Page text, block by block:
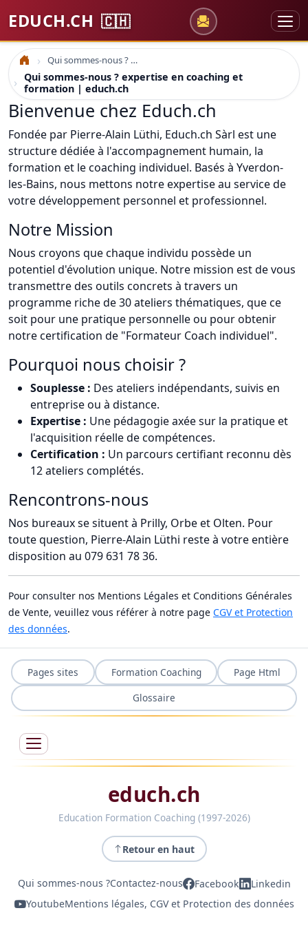
EDUCH.CH 🇨🇭
Accueil Qui sommes-nous ? expertise en coaching et formation | educh.ch
Qui sommes-nous ? expertise en coaching et
formation | educh.ch
Bienvenue chez Educh.ch
Fondée par Pierre-Alain Lüthi, Educh.ch Sàrl est une
structure dédiée à l'accompagnement humain, la
formation et le coaching individuel. Basés à Yverdon-
les-Bains, nous mettons notre expertise au service de
votre développement personnel et professionnel.
Notre Mission
Nous croyons que chaque individu possède un
potentiel d'évolution unique. Notre mission est de vous
transmettre des outils concrets à travers un
programme riche de 30 ateliers thématiques, que ce
soit pour une pratique personnelle ou pour obtenir
notre certification de "Formateur Coach individuel".
Pourquoi nous choisir ?
Souplesse : Des ateliers indépendants, suivis en
entreprise ou à distance.
Expertise : Une pédagogie axée sur la pratique et
l'acquisition réelle de compétences.
Certification : Un parcours certifiant reconnu dès
12 ateliers complétés.
Rencontrons-nous
Nos bureaux se situent à Prilly, Orbe et Olten. Pour
toute question, Pierre-Alain Lüthi reste à votre entière
disposition au 079 631 78 36.
Pour consulter nos Mentions Légales et Conditions Générales
de Vente, veuillez vous référer à notre page CGV et Protection
des données.
Pages sites Formation Coaching
Page Html
Glossaire
educh.ch
Education Formation Coaching (1997-2026)
Retour en haut
Qui sommes-nous ?Contactez-nous Facebook
Linkedin
YoutubeMentions légales, CGV et Protection des données